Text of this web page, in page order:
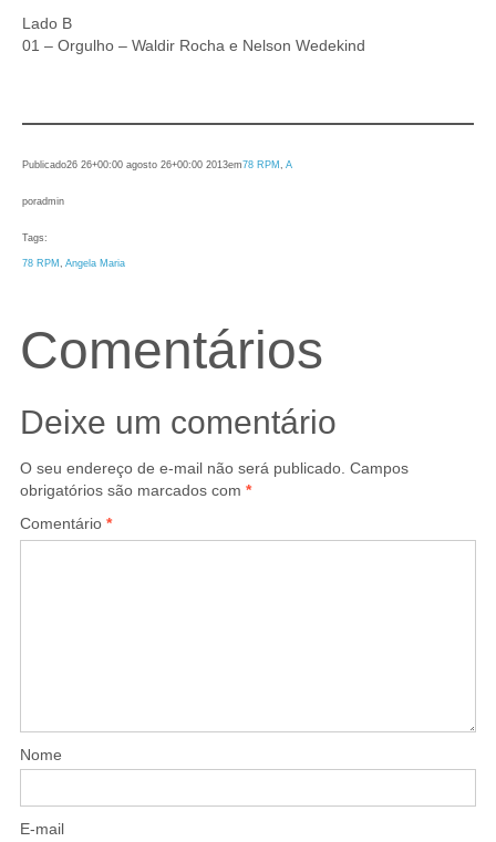
Lado B
01 – Orgulho – Waldir Rocha e Nelson Wedekind
Publicado26 26+00:00 agosto 26+00:00 2013em78 RPM A
poradmin
Tags:
78 RPM Angela Maria
Comentários
Deixe um comentário
O seu endereço de e-mail não será publicado. Campos
obrigatórios são marcados com *
Comentário *
Nome
E-mail